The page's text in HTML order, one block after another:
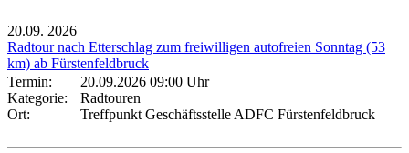
20.09. 2026
Radtour nach Etterschlag zum freiwilligen autofreien Sonntag (53
km) ab Fürstenfeldbruck
Termin:
20.09.2026 09:00 Uhr
Kategorie:
Radtouren
Ort:
Treffpunkt Geschäftsstelle ADFC Fürstenfeldbruck